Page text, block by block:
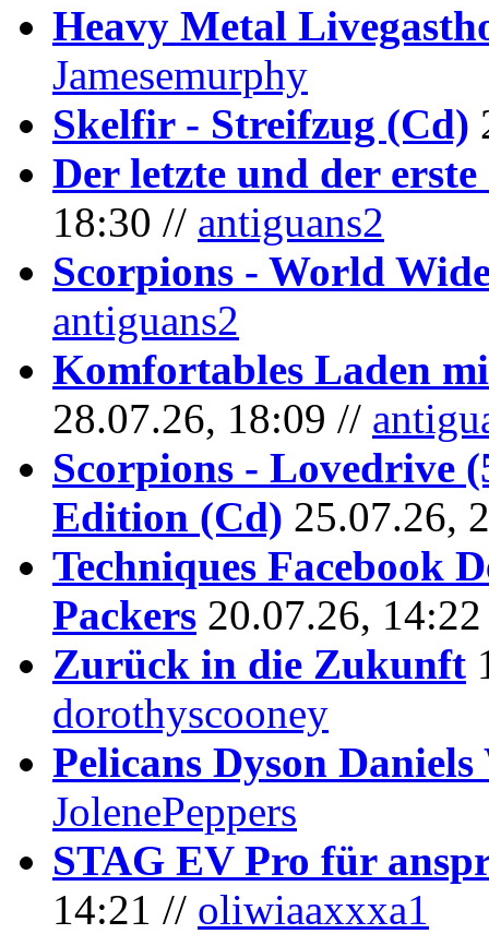
Heavy Metal
Jamesemurphy
Skelfir - Streifzug (Cd)
Der letzte und der erste
18:30 // antiguans2
Scorpions - World
antiguans2
Komfortables Laden
28.07.26, 18:09 //
Scorpions - Lovedrive
Edition (Cd) 25.07.26,
Techniques Facebook
Packers 20.07.26,
Zurück in die Zukunft
dorothyscooney
Pelicans Dyson
JolenePeppers
STAG EV Pro für
14:21 // oliwiaaxxxa1